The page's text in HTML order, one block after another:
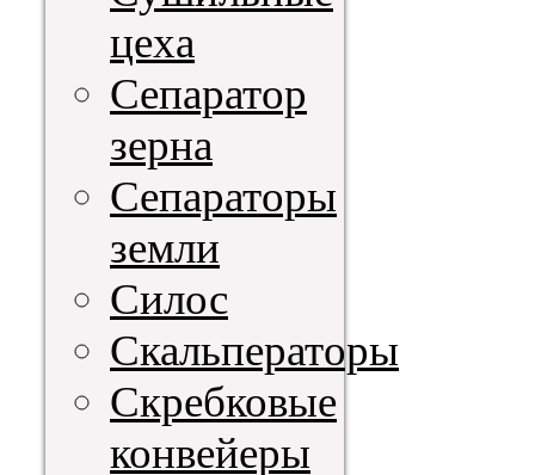
цеха
Сепаратор
зерна
Сепараторы
земли
Силос
Скальператоры
Скребковые
конвейеры